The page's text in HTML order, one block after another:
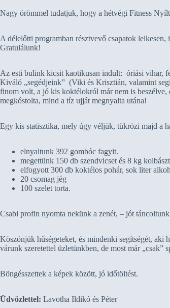
Nagy örömmel tudatjuk, hogy a hétvégi Fitness
A délelőtti programban résztvevő csapatok
Gratulálunk!
Az esti bulink kicsit kaotikusan indult: óriási vihar,
Kiváló „segédjeink” (Viki és Krisztián, valamint
finom volt, a jó kis koktélokról már nem is beszélve,
megkóstolta, mind a tíz ujját megnyalta utána!
Egy kis statisztika, mely úgy véljük, tükrözi majd a
elnyaltunk 392 gombóc fagyit.
megettünk 150 db szendvicset és 8 kg
elfogyott 300 db koktélos pohár, sok liter
20 csomag jég
100 szelet torta.
Csabi profin nyomta nekünk a zenét, – jót
Köszönjük hűségeteket, és mindenki segítségét, aki
várunk szeretettel üzletünkben, de most már „csak”
Böngésszettek a képek között, jó időtöltést.
Üdvözlettel: Lavotha Ildikó és Péter